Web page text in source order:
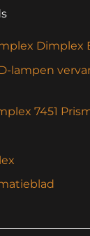
Dimplex
lampen
7451